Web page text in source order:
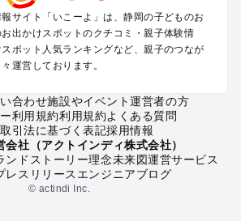
豆のプールお出かけ
出かけ
出かけ
ールお出かけ
のプールお出かけ
スポット
サイト「いこーよ」は、静岡の子どものお
出かけスポットのクチコミ・親子体験情
ポット人気ランキングなど、親子のつなが
運営しております。
合わせ施設やイベント運営者の方
利用規約利用規約よくある質問
引法に基づく表記採用情報
会社（アクトインディ株式会社）
ンドストーリー理念未来図運営サービス
レスリリース エンジニアブログ
© actindi Inc.